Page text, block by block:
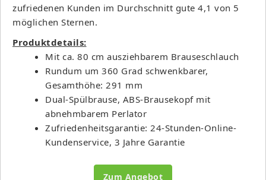
zufriedenen Kunden im Durchschnitt gute 4,1 von 5
möglichen Sternen.
Produktdetails:
Mit ca. 80 cm ausziehbarem Brauseschlauch
Rundum um 360 Grad schwenkbarer,
Gesamthöhe: 291 mm
Dual-Spülbrause, ABS-Brausekopf mit
abnehmbarem Perlator
Zufriedenheitsgarantie: 24-Stunden-Online-
Kundenservice, 3 Jahre Garantie
Zum Angebot